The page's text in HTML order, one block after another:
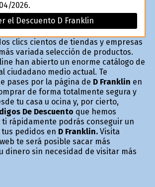
2026.
el Descuento D Franklin
clics cientos de tiendas y empresas
variada selección de productos.
han abierto un enorme catálogo de
ciudadano medio actual. Te
pases por la página de D Franklin en
de forma totalmente segura y
tu casa u oficina y, por cierto,
De Descuento que hemos
rápidamente podrás conseguir un
pedidos en D Franklin.Visita
te será posible sacar más
dinero sin necesidad de visitar más